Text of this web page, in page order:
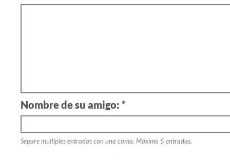
Nombre de su amigo: *
Separe multiples entradas con una coma. Máximo 5 entradas.